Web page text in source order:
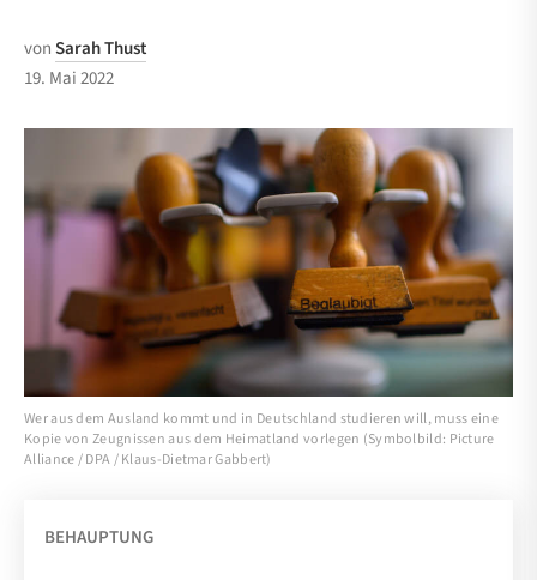
vonSarah Thust
19. Mai 2022
Wer aus dem Ausland kommt und in Deutschland studieren will, muss eine
Kopie von Zeugnissen aus dem Heimatland vorlegen (Symbolbild: Picture
Alliance / DPA / Klaus-Dietmar Gabbert)
BEHAUPTUNG